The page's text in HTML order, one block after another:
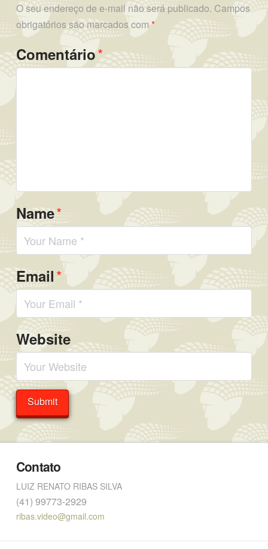
O seu endereço de e-mail não será publicado. Campos
obrigatórios são marcados com*
Comentário*
Name*
Email*
Website
Contato
LUIZ RENATO RIBAS SILVA
(41) 99773-2929
ribas.video@gmail.com